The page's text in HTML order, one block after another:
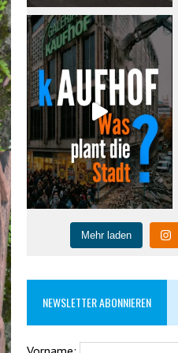
Mehr laden
NEWSLETTER ABONNIEREN